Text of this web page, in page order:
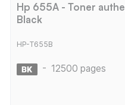
Hp 655A - Toner
Black
HP-T655B
- 12500 pages